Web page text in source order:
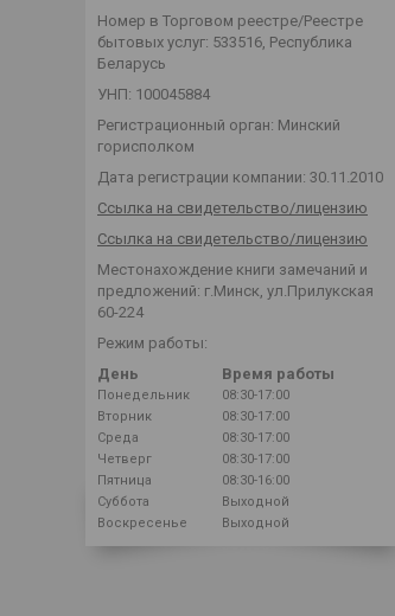
Номер в Торговом реестре/Реестре
бытовых услуг: 533516, Республика
Беларусь
УНП: 100045884
Регистрационный орган: Минский
горисполком
Дата регистрации компании: 30.11.2010
Ссылка на свидетельство/лицензию
Ссылка на свидетельство/лицензию
Местонахождение книги замечаний и
предложений: г.Минск, ул.Прилукская
60-224
Режим работы:
День
Время работы
Понедельник
08:30-17:00
Вторник
08:30-17:00
Среда
08:30-17:00
Четверг
08:30-17:00
Пятница
08:30-16:00
Суббота
Выходной
Воскресенье
Выходной